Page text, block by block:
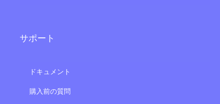
サポート
ドキュメント
購入前の質問